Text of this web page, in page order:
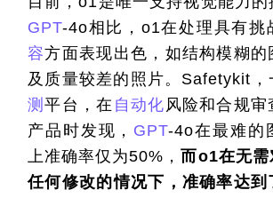
GPT-4o相比，o1在处理具有挑
容方面表现出色，如结构模糊的
及质量较差的照片。Safetykit，
测平台，在 自动化 风险和合规
产品时发现， GPT-4o在最难的
上准确率仅为50%，而o1在无
任何修改的情况下，准确率达到